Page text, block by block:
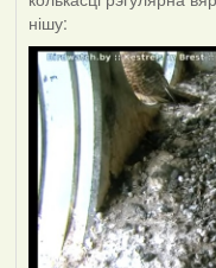
нішу: